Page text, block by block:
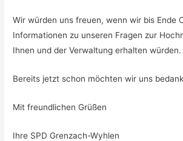
Wir würden uns freuen, wenn wir bis Ende
Informationen zu unseren Fragen zur
Ihnen und der Verwaltung erhalten würden.
Bereits jetzt schon möchten wir uns
Mit freundlichen Grüßen
Ihre SPD Grenzach-Wyhlen